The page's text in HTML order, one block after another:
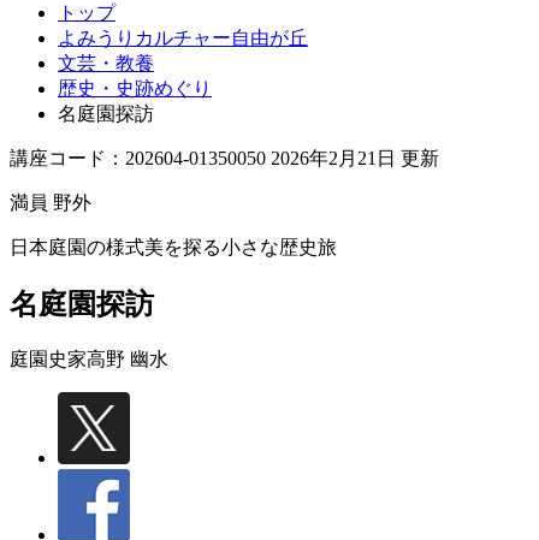
トップ
よみうりカルチャー自由が丘
文芸・教養
歴史・史跡めぐり
名庭園探訪
講座コード：202604-01350050 2026年2月21日 更新
満員 野外
日本庭園の様式美を探る小さな歴史旅
名庭園探訪
庭園史家高野 幽水